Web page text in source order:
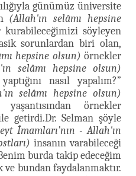
günümüz üniversite
(Allah'ın selâmı hepsine
söyleyen
sorunlardan biri olan,
hepsine olsun) örnekler
selâmı hepsine olsun)
nasıl yapalım?”
selâmı hepsine olsun)
örnekler
getirdi.Dr. Selman şöyle
İmamları’nın - Allah'ın
insanın varabileceği
burda takip edeceğim
bundan faydalanmaktır.